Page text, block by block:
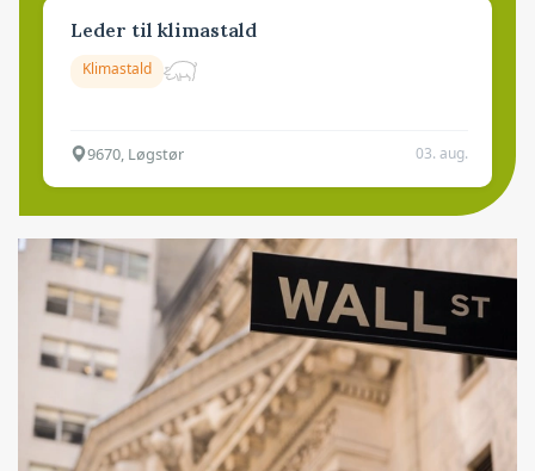
Leder til klimastald
Klimastald
9670, Løgstør 03. aug.